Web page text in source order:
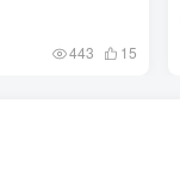
443 15